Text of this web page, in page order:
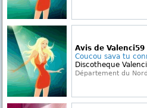
Avis de
Coucou sava tu
Discotheque
Département du Nord